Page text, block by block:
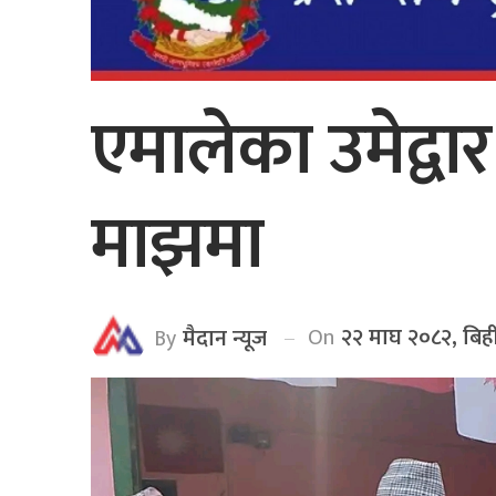
एमालेका
माझमा
Byमैदान न्यूज On २२ माघ २०८२,